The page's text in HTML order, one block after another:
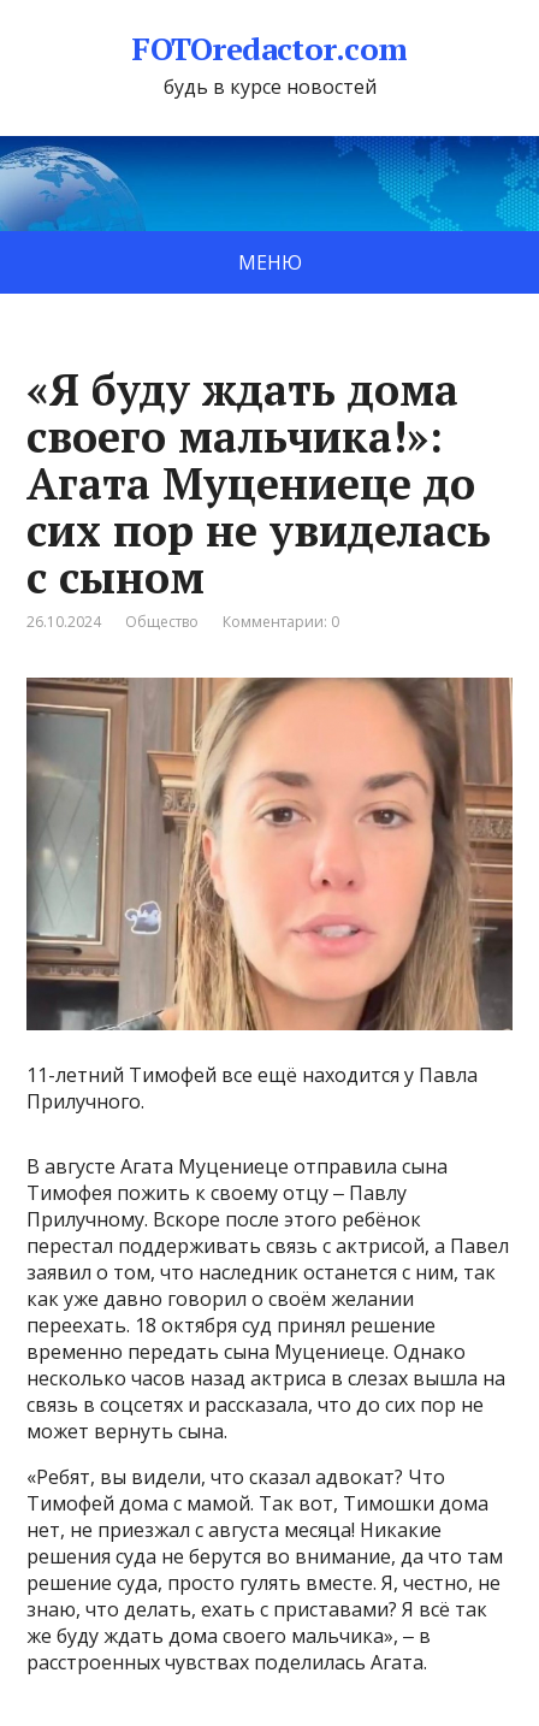
FOTOredactor.com
будь в курсе новостей
МЕНЮ
«Я буду ждать дома
своего мальчика!»:
Агата Муцениеце до
сих пор не увиделась
с сыном
26.10.2024 Общество Комментарии: 0
11-летний Тимофей все ещё находится у Павла
Прилучного.
В августе Агата Муцениеце отправила сына
Тимофея пожить к своему отцу ‒ Павлу
Прилучному. Вскоре после этого ребёнок
перестал поддерживать связь с актрисой, а Павел
заявил о том, что наследник останется с ним, так
как уже давно говорил о своём желании
переехать. 18 октября суд принял решение
временно передать сына Муцениеце. Однако
несколько часов назад актриса в слезах вышла на
связь в соцсетях и рассказала, что до сих пор не
может вернуть сына.
«Ребят, вы видели, что сказал адвокат? Что
Тимофей дома с мамой. Так вот, Тимошки дома
нет, не приезжал с августа месяца! Никакие
решения суда не берутся во внимание, да что там
решение суда, просто гулять вместе. Я, честно, не
знаю, что делать, ехать с приставами? Я всё так
же буду ждать дома своего мальчика», ‒ в
расстроенных чувствах поделилась Агата.